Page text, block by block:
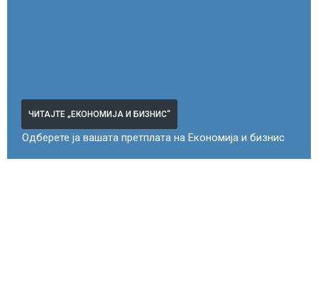
ЧИТАЈТЕ „ЕКОНОМИЈА И БИЗНИС“
Одберете ја вашата претплата на Економија и бизнис